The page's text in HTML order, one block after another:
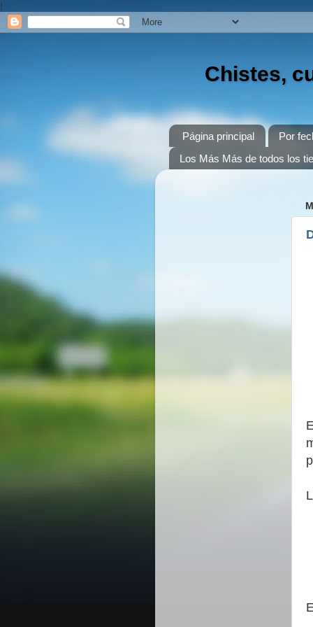
!
Chistes,
Página principal
Por
Los Más Más de todos los